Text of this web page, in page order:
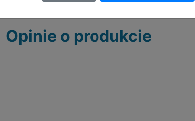
Opinie o produkcie